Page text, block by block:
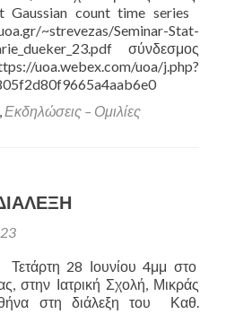
Gaussian count time series
~strevezas/Seminar-Stat-
σύνδεσμος
uoa.webex.com/uoa/j.php?
,Εκδηλώσεις – Ομιλίες
28 Ιουνίου 4μμ στο
στην Ιατρική Σχολή, Μικράς
στη διάλεξη του Καθ.